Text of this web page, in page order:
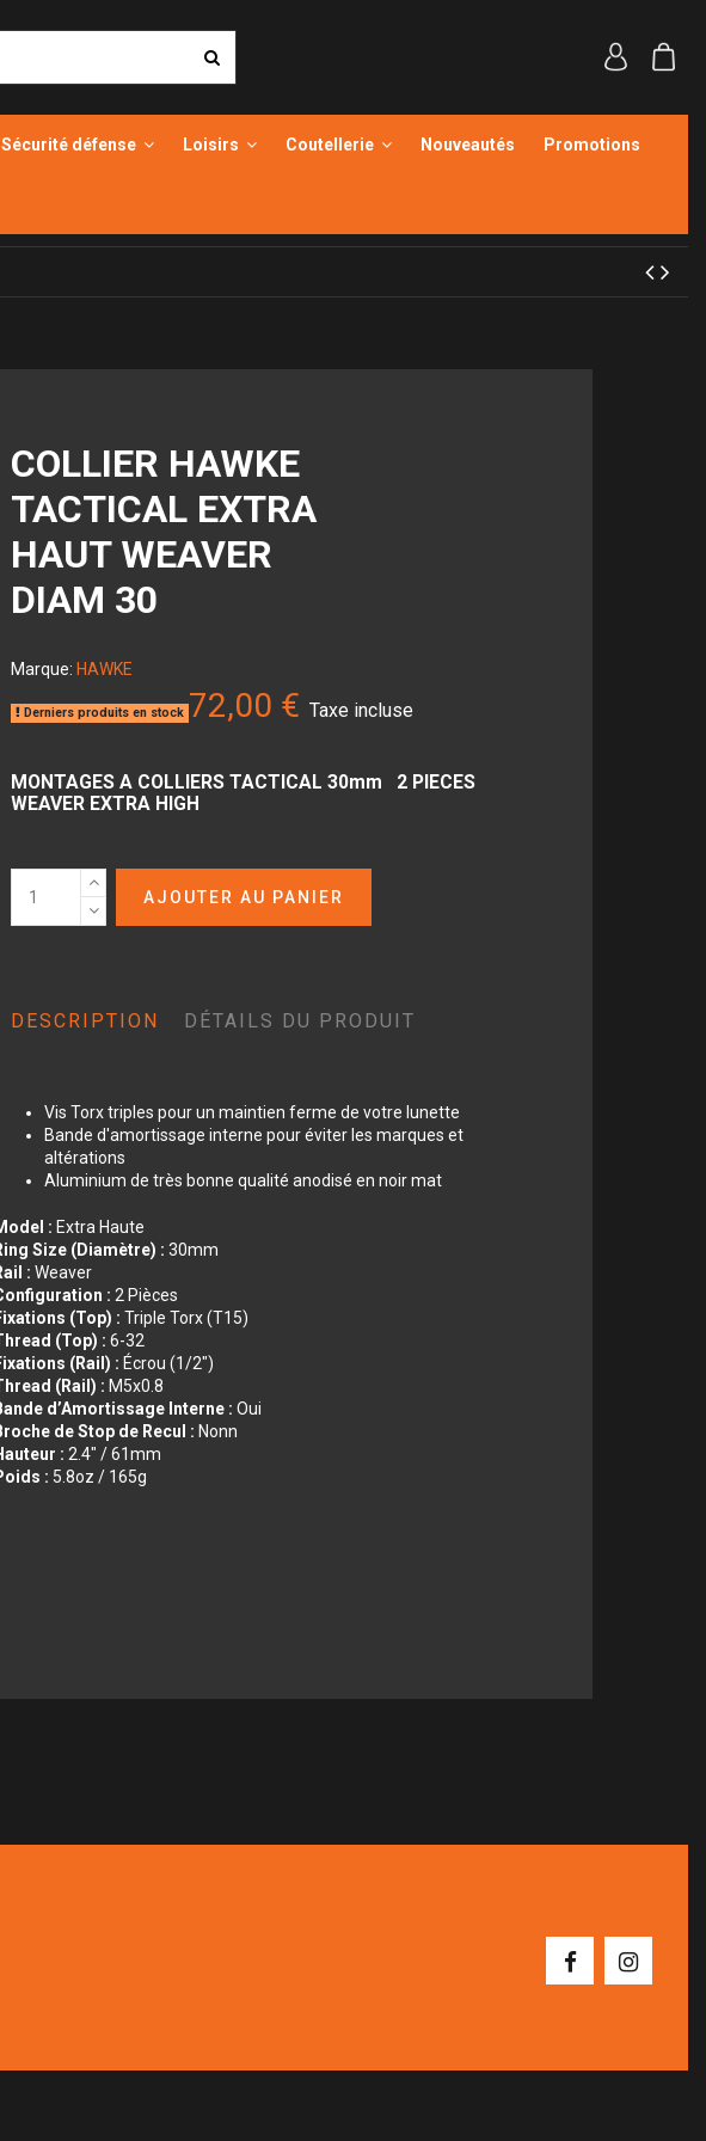
Sécurité défense Loisirs Coutellerie Nouveautés Promotions
COLLIER HAWKE
TACTICAL EXTRA
HAUT WEAVER
DIAM 30
Marque: HAWKE
Derniers produits en stock 72,00 € Taxe incluse
MONTAGES A COLLIERS TACTICAL 30mm 2 PIECES
WEAVER EXTRA HIGH
AJOUTER AU PANIER
DESCRIPTION DÉTAILS DU PRODUIT
Vis Torx triples pour un maintien ferme de votre lunette
Bande d′amortissage interne pour éviter les marques et
altérations
Aluminium de très bonne qualité anodisé en noir mat
: Extra Haute
Size (Diamètre) : 30mm
: Weaver
: 2 Pièces
(Top) : Triple Torx (T15)
(Top) : 6-32
(Rail) : Écrou (1/2")
(Rail) : M5x0.8
d’Amortissage Interne : Oui
de Stop de Recul : Nonn
: 2.4″ / 61mm
: 5.8oz / 165g